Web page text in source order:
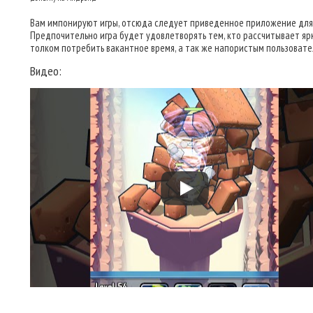
Вам импонируют игры, отсюда следует приведенное приложение для
Предпочительно игра будет удовлетворять тем, кто рассчитывает
толком потребить вакантное время, а так же напористым
Видео: